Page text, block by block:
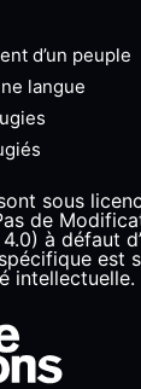
d’un peuple
langue
sous
de
à défaut
est
intellectuelle.